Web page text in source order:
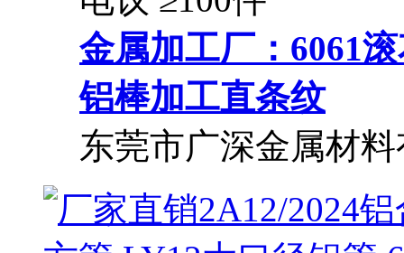
金属加工厂：6061
铝棒加工直条纹
东莞市广深金属材